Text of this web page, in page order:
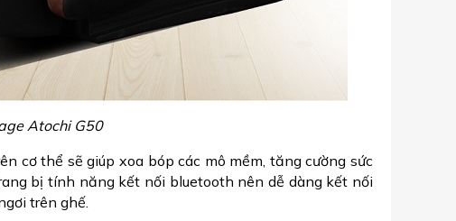
Atochi G50
cơ thể sẽ giúp xoa bóp các mô mềm, tăng cường sức
bị tính năng kết nối bluetooth nên dễ dàng kết nối
trên ghế.